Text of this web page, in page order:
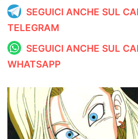
SEGUICI ANCHE SUL
TELEGRAM
SEGUICI ANCHE SUL
WHATSAPP